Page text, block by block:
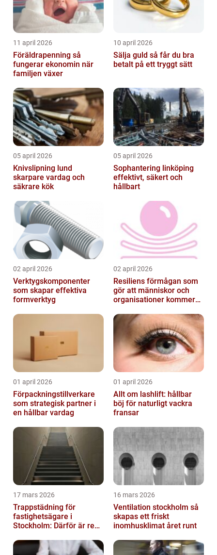
11 april 2026
Föräldrapenning så
fungerar ekonomin när
familjen växer
10 april 2026
Sälja guld så får du bra
betalt på ett tryggt sätt
05 april 2026
Knivslipning lund
skarpare vardag och
säkrare kök
05 april 2026
Sophantering linköping
effektivt, säkert och
hållbart
02 april 2026
Verktygskomponenter
som skapar effektiva
formverktyg
02 april 2026
Resiliens förmågan som
gör att människor och
organisationer kommer
01 april 2026
Förpackningstillverkare
som strategisk partner i
en hållbar vardag
01 april 2026
Allt om lashlift: hållbar
böj för naturligt vackra
fransar
17 mars 2026
Trappstädning för
fastighetsägare i
Stockholm: Därför är rena
investering
16 mars 2026
Ventilation stockholm så
skapas ett friskt
inomhusklimat året runt